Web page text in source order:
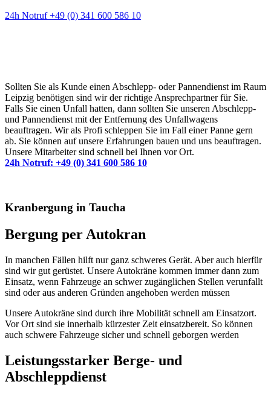
24h Notruf +49 (0) 341 600 586 10
Sollten Sie als Kunde einen Abschlepp- oder Pannendienst im Raum
Leipzig benötigen sind wir der richtige Ansprechpartner für Sie.
Falls Sie einen Unfall hatten, dann sollten Sie unseren Abschlepp-
und Pannendienst mit der Entfernung des Unfallwagens
beauftragen. Wir als Profi schleppen Sie im Fall einer Panne gern
ab. Sie können auf unsere Erfahrungen bauen und uns beauftragen.
Unsere Mitarbeiter sind schnell bei Ihnen vor Ort.
24h Notruf: +49 (0) 341 600 586 10
Kranbergung in Taucha
Bergung per Autokran
In manchen Fällen hilft nur ganz schweres Gerät. Aber auch hierfür
sind wir gut gerüstet. Unsere Autokräne kommen immer dann zum
Einsatz, wenn Fahrzeuge an schwer zugänglichen Stellen verunfallt
sind oder aus anderen Gründen angehoben werden müssen
Unsere Autokräne sind durch ihre Mobilität schnell am Einsatzort.
Vor Ort sind sie innerhalb kürzester Zeit einsatzbereit. So können
auch schwere Fahrzeuge sicher und schnell geborgen werden
Leistungsstarker Berge- und
Abschleppdienst